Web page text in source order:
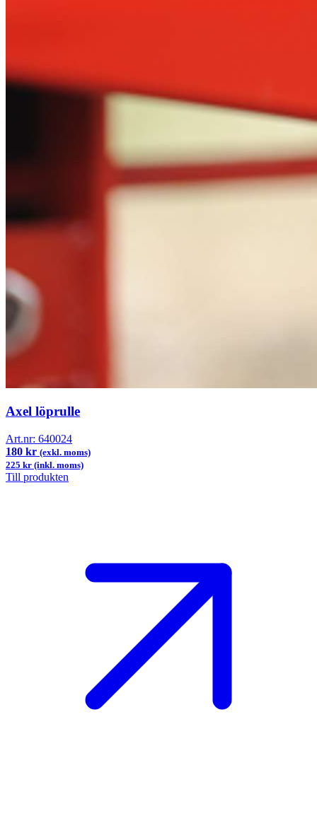
Axel löprulle
Art.nr: 640024
180 kr (exkl. moms)
225 kr (inkl. moms)
Till produkten